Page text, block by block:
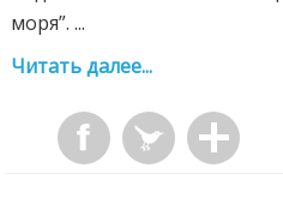
моря”. ...
Читать далее...